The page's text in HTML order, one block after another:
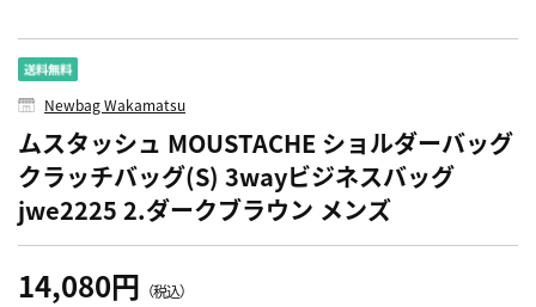
Newbag Wakamatsu
ムスタッシュ MOUSTACHE ショルダーバッグ
クラッチバッグ(S) 3wayビジネスバッグ
jwe2225 2.ダークブラウン メンズ
14,080円 （税込）